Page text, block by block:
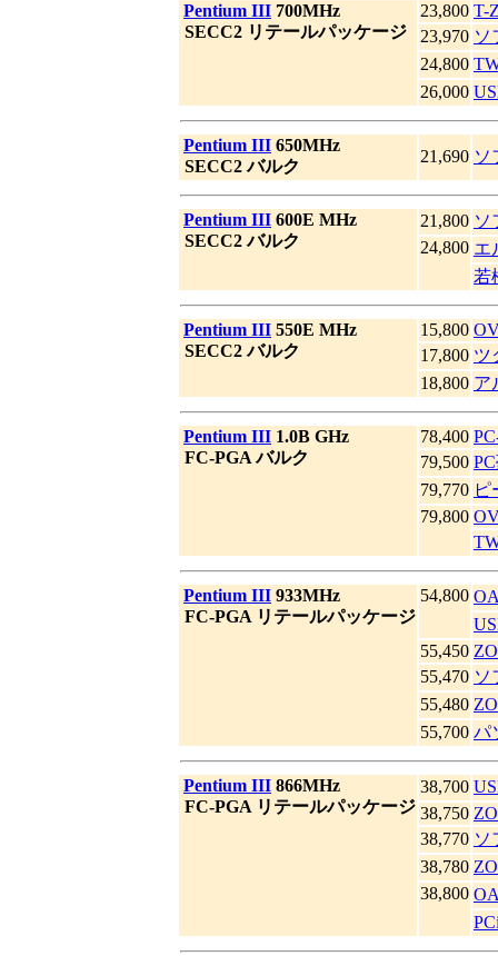
Pentium III 700MHz
SECC2 リテールパッケージ
23,800 T-
23,970 ソ
24,800
26,000
Pentium III 650MHz
SECC2 バルク
21,690 ソ
Pentium III 600E MHz
SECC2 バルク
21,800 ソ
24,800 エ
若
Pentium III 550E MHz
SECC2 バルク
15,800
17,800 ツ
18,800 ア
Pentium III 1.0B GHz
FC-PGA バルク
78,400
79,500
79,770 ピ
79,800
Pentium III 933MHz
FC-PGA リテールパッケージ
54,800
55,450
55,470 ソ
55,480
55,700 パ
Pentium III 866MHz
FC-PGA リテールパッケージ
38,700
38,750
38,770 ソ
38,780
38,800